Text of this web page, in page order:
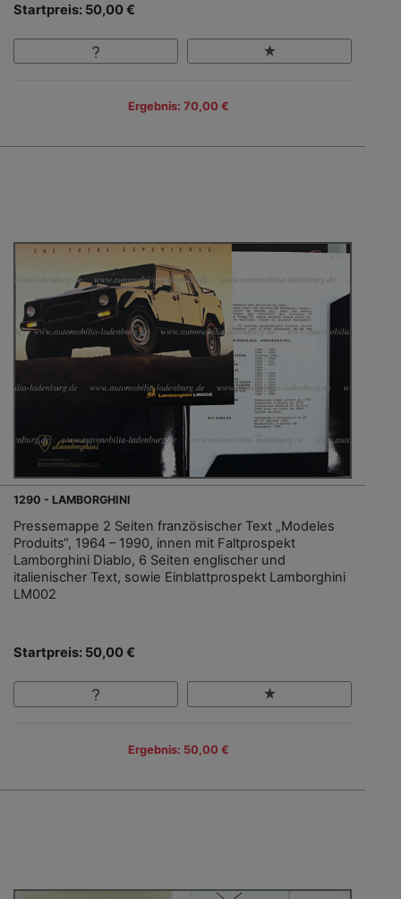
Startpreis: 50,00 €
Ergebnis: 70,00 €
1290 - LAMBORGHINI
Pressemappe 2 Seiten französischer Text „Modeles
Produits“, 1964 – 1990, innen mit Faltprospekt
Lamborghini Diablo, 6 Seiten englischer und
italienischer Text, sowie Einblattprospekt Lamborghini
LM002
Startpreis: 50,00 €
Ergebnis: 50,00 €